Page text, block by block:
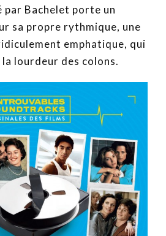
par Bachelet porte un
sa propre rythmique, une
emphatique, qui
lourdeur des colons.